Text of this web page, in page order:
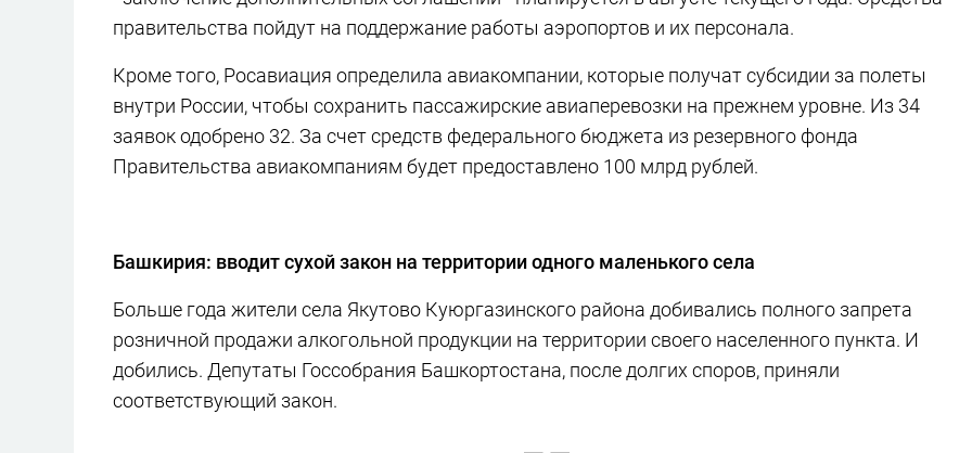
правительства пойдут на поддержание работы аэропортов и их персонала.
Кроме того, Росавиация определила авиакомпании, которые получат субсидии за полеты
внутри России, чтобы сохранить пассажирские авиаперевозки на прежнем уровне. Из 34
заявок одобрено 32. За счет средств федерального бюджета из резервного фонда
Правительства авиакомпаниям будет предоставлено 100 млрд рублей.
Башкирия: вводит сухой закон на территории одного маленького села
Больше года жители села Якутово Куюргазинского района добивались полного запрета
розничной продажи алкогольной продукции на территории своего населенного пункта. И
добились. Депутаты Госсобрания Башкортостана, после долгих споров, приняли
соответствующий закон.